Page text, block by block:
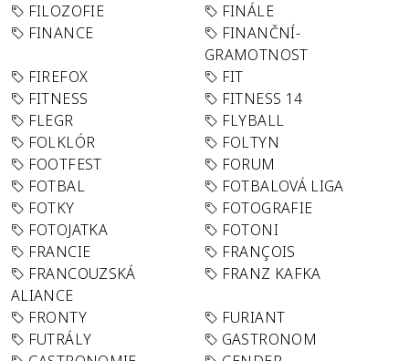
FILOZOFIE
FINÁLE
FINANCE
FINANČNÍ-
GRAMOTNOST
FIREFOX
FIT
FITNESS
FITNESS 14
FLEGR
FLYBALL
FOLKLÓR
FOLTYN
FOOTFEST
FORUM
FOTBAL
FOTBALOVÁ LIGA
FOTKY
FOTOGRAFIE
FOTOJATKA
FOTONI
FRANCIE
FRANÇOIS
FRANCOUZSKÁ
ALIANCE
FRANZ KAFKA
FRONTY
FURIANT
FUTRÁLY
GASTRONOM